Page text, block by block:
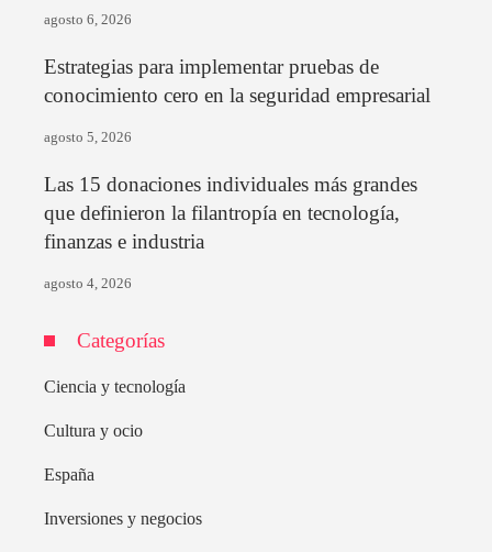
agosto 6, 2026
Estrategias para implementar pruebas de
conocimiento cero en la seguridad empresarial
agosto 5, 2026
Las 15 donaciones individuales más grandes
que definieron la filantropía en tecnología,
finanzas e industria
agosto 4, 2026
Categorías
Ciencia y tecnología
Cultura y ocio
España
Inversiones y negocios